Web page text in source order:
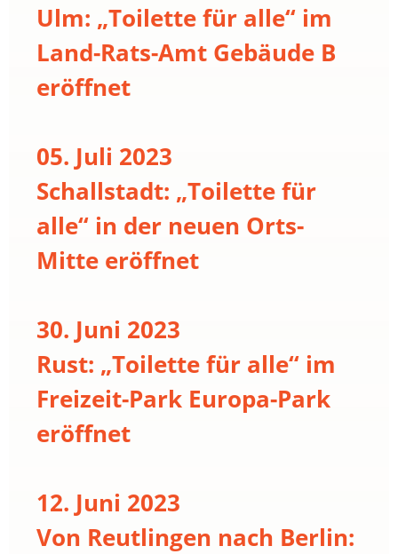
Ulm: „Toilette für alle“ im
Land-Rats-Amt Gebäude B
eröffnet
05. Juli 2023
Schallstadt: „Toilette für
alle“ in der neuen Orts-
Mitte eröffnet
30. Juni 2023
Rust: „Toilette für alle“ im
Freizeit-Park Europa-Park
eröffnet
12. Juni 2023
Von Reutlingen nach Berlin: